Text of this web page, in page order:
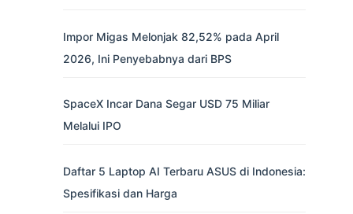
Impor Migas Melonjak 82,52% pada April
2026, Ini Penyebabnya dari BPS
SpaceX Incar Dana Segar USD 75 Miliar
Melalui IPO
Daftar 5 Laptop AI Terbaru ASUS di Indonesia:
Spesifikasi dan Harga